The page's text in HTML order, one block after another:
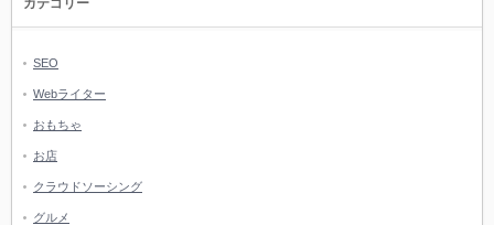
カテゴリー
SEO
Webライター
おもちゃ
お店
クラウドソーシング
グルメ